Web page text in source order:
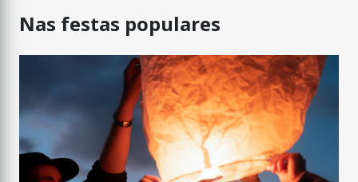
Nas festas populares